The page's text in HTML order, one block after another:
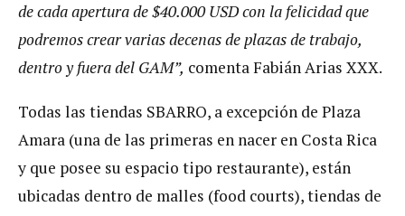
de cada apertura de $40.000 USD con la felicidad que
podremos crear varias decenas de plazas de trabajo,
dentro y fuera del GAM”, comenta Fabián Arias XXX.
Todas las tiendas SBARRO, a excepción de Plaza
Amara (una de las primeras en nacer en Costa Rica
y que posee su espacio tipo restaurante), están
ubicadas dentro de malles (food courts), tiendas de